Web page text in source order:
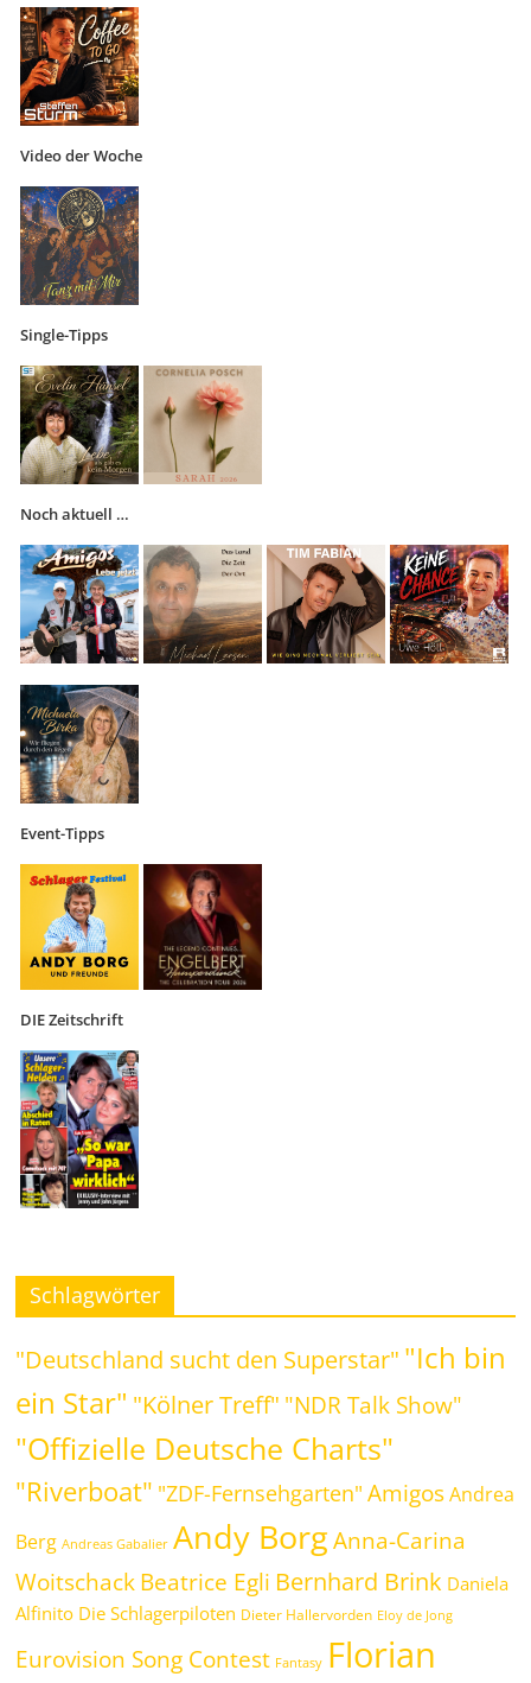
Video der Woche
Single-Tipps
Noch aktuell …
Event-Tipps
DIE Zeitschrift
Schlagwörter
"Deutschland sucht den Superstar" "Ich bin
ein Star" "Kölner Treff" "NDR Talk Show"
"Offizielle Deutsche Charts"
"Riverboat" "ZDF-Fernsehgarten" Amigos Andrea
Berg Andreas Gabalier Andy Borg Anna-Carina
WoitschackBeatrice Egli Bernhard Brink Daniela
Alfinito Die Schlagerpiloten Dieter Hallervorden Eloy de Jong
Eurovision Song Contest Fantasy Florian